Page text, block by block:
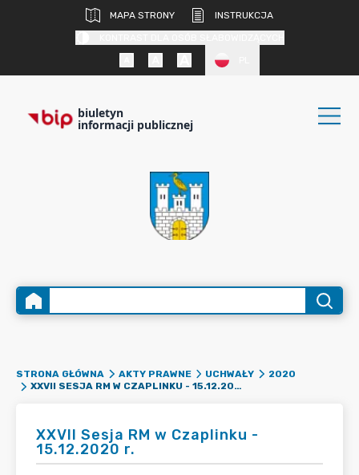
MAPA STRONY
INSTRUKCJA
biuletyn
informacji publicznej
STRONA GŁÓWNA AKTY PRAWNE UCHWAŁY
2020
XXVII SESJA RM W CZAPLINKU - 15.12.2020 R.
XXVII Sesja RM w Czaplinku -
15.12.2020 r.